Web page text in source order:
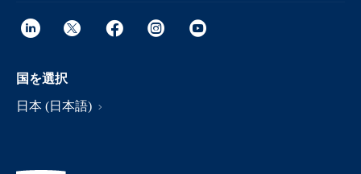
国を選択
日本 (日本語)